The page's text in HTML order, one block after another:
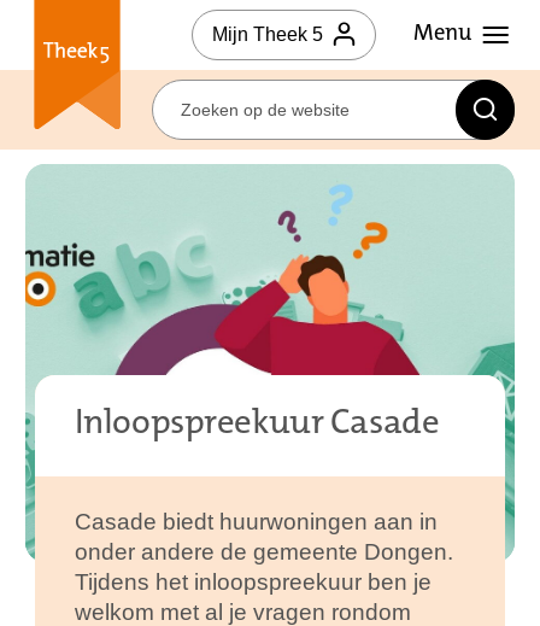
Mijn Theek 5
Inloopspreekuur Casade
Casade biedt huurwoningen aan in
onder andere de gemeente Dongen.
Tijdens het inloopspreekuur ben je
welkom met al je vragen rondom